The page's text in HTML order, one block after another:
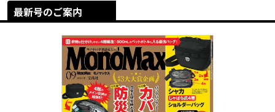
最新号のご案内